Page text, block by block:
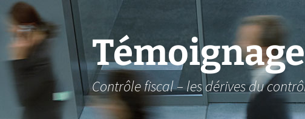
Aller
au
contenu
Contrôle fiscal – les dérives du